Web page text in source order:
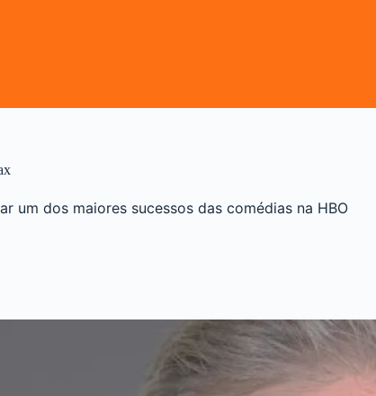
um dos maiores sucessos das comédias na HBO